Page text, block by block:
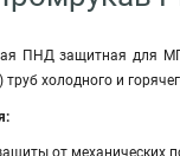
ПНД защитная для
холодного и
от механических